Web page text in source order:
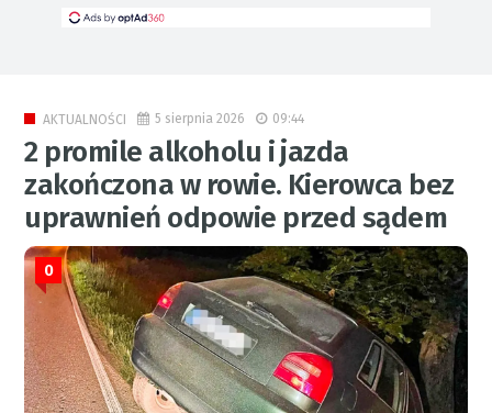
AKTUALNOŚCI 5 sierpnia 2026 09:44
2 promile alkoholu i jazda
zakończona w rowie. Kierowca bez
uprawnień odpowie przed sądem
0